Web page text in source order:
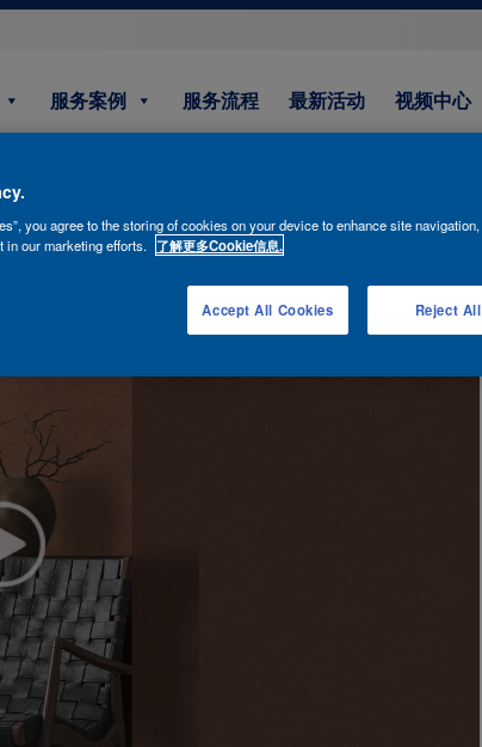
服务案例 服务流程 最新活动 视频中心
you agree to the storing of cookies on your device to enhance site navigation,
in our marketing efforts. 了解更多Cookie信息.
Reject All
Accept All Cookies